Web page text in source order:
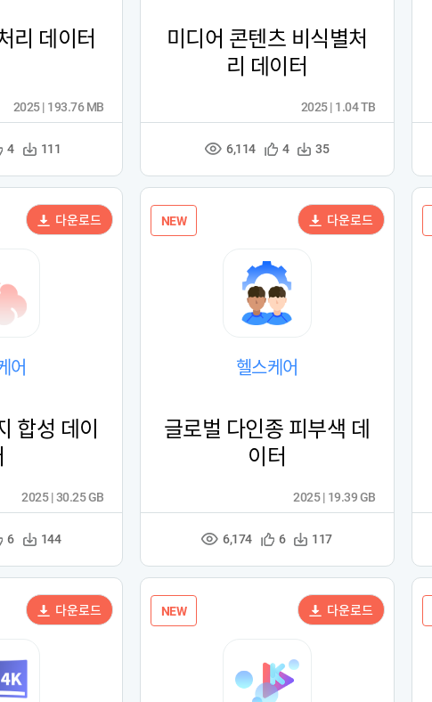
리 데이터
4
다
수
111
2025 | 193.76 MB
미디어 콘텐츠 비식별처
리 데이터
조
수
6,114
관
등
록
4
다
수
35
2025 | 1.04 TB
어
합성 데이
6
다
수
144
2025 | 30.25 GB
다운로드 NEW
헬스케어
글로벌 다인종 피부색 데
이터
조
수
6,174
관
등
록
6
다
수
117
2025 | 19.39 GB
다운로드
다운로드 NEW 다운로드